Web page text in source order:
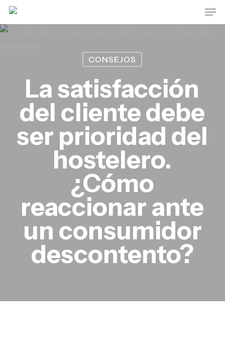
Skip
main
CONSEJOS
La satisfacción
del cliente debe
ser prioridad del
hostelero.
¿Cómo
reaccionar ante
un consumidor
descontento?